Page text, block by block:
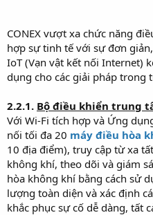
CONEX vượt xa chức năng
hợp sự tinh tế với sự đơn
IoT (Vạn vật kết nối Internet)
dụng cho các giải pháp trong
2.2.1. Bộ điều khiển trung
Với Wi-Fi tích hợp và Ứng
nối tối đa 20 máy điều hòa
10 địa điểm), truy cập từ xa
không khí, theo dõi và giám
hòa không khí bằng cách sử
lượng toàn diện và xác định
khắc phục sự cố dễ dàng, tất